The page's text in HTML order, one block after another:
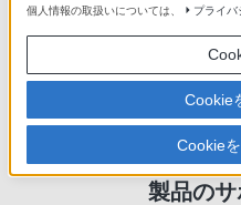
製品の
個人情報の取扱いについては、
プライバ
Cookie
Cookie